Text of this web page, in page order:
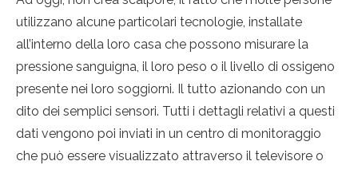
utilizzano alcune particolari tecnologie, installate
all’interno della loro casa che possono misurare la
pressione sanguigna, il loro peso o il livello di ossigeno
presente nei loro soggiorni. Il tutto azionando con un
dito dei semplici sensori. Tutti i dettagli relativi a questi
dati vengono poi inviati in un centro di monitoraggio
che può essere visualizzato attraverso il televisore o